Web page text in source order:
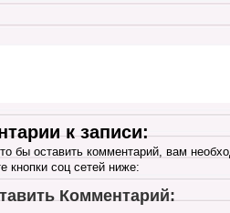
к записи:
бы оставить комментарий, вам
кнопки соц сетей ниже:
Комментарий: